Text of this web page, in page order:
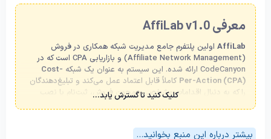
معرفی AffiLab v1.0
AffiLab اولین پلتفرم جامع مدیریت شبکه همکاری در فروش
(Affiliate Network Management) و بازاریابی CPA است که در
CodeCanyon ارائه شده. این سیستم به عنوان یک شبکه
Cost-
Per-Action (CPA) کاملاً قابل اعتماد عمل می‌کند و تبلیغ‌دهندگان
را که به دنبال اقدامات مشخصی همچون فروش، ثبت‌نام یا نصب
مورد نظر با موفقیت به اتمام برسد، که این امر...
کلیک کنید تا گسترش یابد...
بیشتر درباره این منبع بخوانید...